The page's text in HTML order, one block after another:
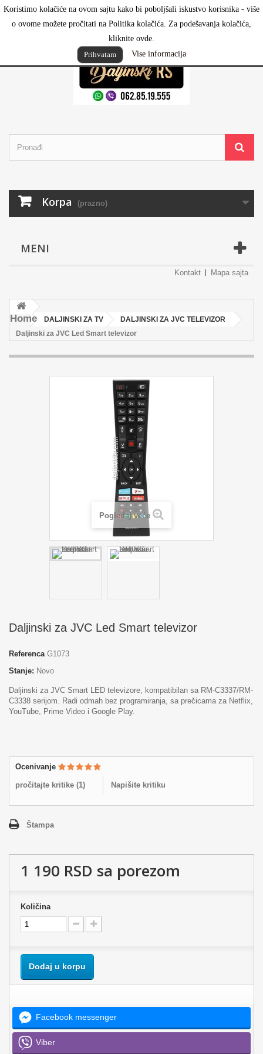
Koristimo kolačiće na ovom sajtu kako bi poboljšali iskustvo korisnika - više
o ovome možete pročitati na Politika kolačića. Za podešavanja kolačića,
kliknite ovde.
Prihvatam
Vise informacija
Prijavi se
Korpa (prazno)
MENI
Kontakt Mapa sajta
Home DALJINSKI ZA TV
DALJINSKI ZA JVC TELEVIZOR
Daljinski za JVC Led Smart televizor
Pogledaj veće
Daljinski za JVC Led Smart televizor
Referenca G1073
Stanje: Novo
Daljinski za JVC Smart LED televizore, kompatibilan sa RM-C3337/RM-
C3338 serijom. Radi odmah bez programiranja, sa prečicama za Netflix,
YouTube, Prime Video i Google Play.
Ocenivanje
pročitajte kritike (1) Napišite kritiku
Štampa
1 190 RSD sa porezom
Količina
Dodaj u korpu
Facebook messenger
Viber